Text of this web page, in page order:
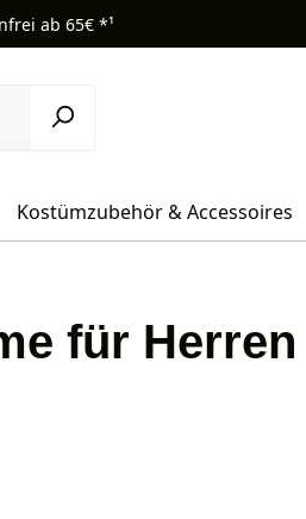
ab 65€ *¹
Kostümzubehör & Accessoires
für Herren